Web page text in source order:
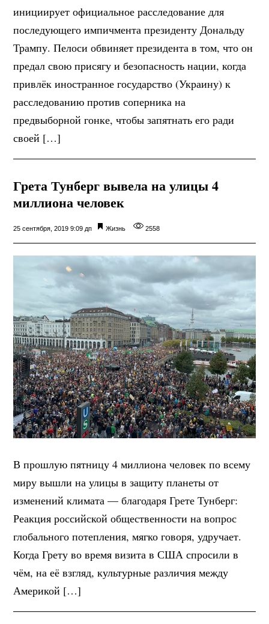
инициирует официальное расследование для
последующего импичмента президенту Дональду
Трампу. Пелоси обвиняет президента в том, что он
предал свою присягу и безопасность нации, когда
привлёк иностранное государство (Украину) к
расследованию против соперника на
предвыборной гонке, чтобы запятнать его ради
своей […]
Грета Тунберг вывела на улицы 4
миллиона человек
25 сентября, 2019 9:09 дп Жизнь 2558
В прошлую пятницу 4 миллиона человек по всему
миру вышли на улицы в защиту планеты от
изменений климата — благодаря Грете Тунберг:
Реакция российской общественности на вопрос
глобального потепления, мягко говоря, удручает.
Когда Грету во время визита в США спросили в
чём, на её взгляд, культурные различия между
Америкой […]